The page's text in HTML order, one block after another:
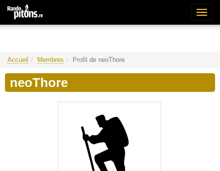
Accueil Membres Profil de neoThore
neoThore